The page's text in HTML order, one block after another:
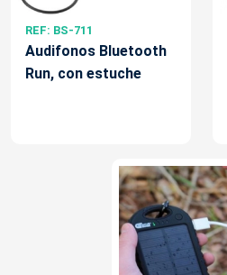
REF: BS-711
Audifonos Bluetooth
Run, con estuche